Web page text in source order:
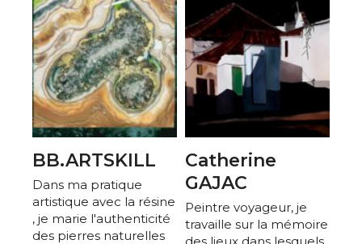
BB.ARTSKILL
Dans ma pratique
artistique avec la résine
, je marie l'authenticité
des pierres naturelles
Catherine
GAJAC
Peintre voyageur, je
travaille sur la mémoire